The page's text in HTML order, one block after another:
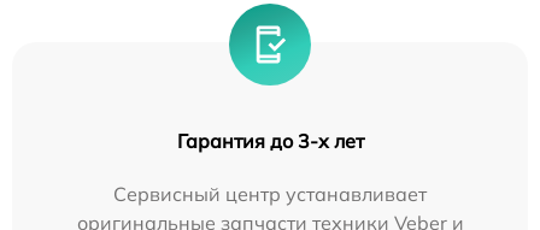
Гарантия до 3-х лет
Сервисный центр устанавливает
оригинальные запчасти техники Veber и